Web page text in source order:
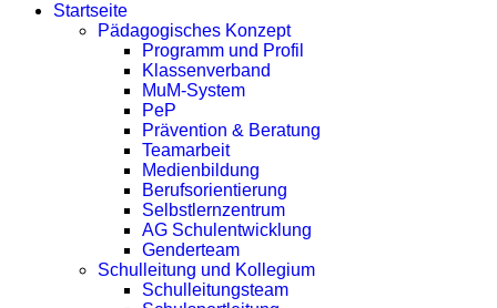
Startseite
Pädagogisches Konzept
Programm und Profil
Klassenverband
MuM-System
PeP
Prävention & Beratung
Teamarbeit
Medienbildung
Berufsorientierung
Selbstlernzentrum
AG Schulentwicklung
Genderteam
Schulleitung und Kollegium
Schulleitungsteam